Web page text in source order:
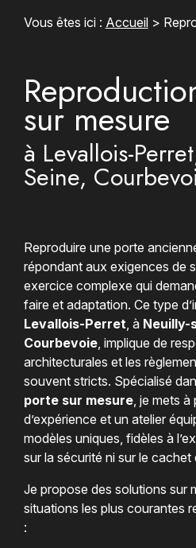
Vous êtes ici : Accueil>
sur mesure
à Levallois-
Seine,
Reproduire une porte
répondant aux exigences de
exercice complexe qui
faire et adaptation. Ce type
Levallois-Perret, à Neuilly-
Courbevoie, implique de
architecturales et les
souvent stricts. Spécialisé
porte sur mesure, je mets à
d’expérience et un atelier
modèles uniques, fidèles à
sur la sécurité ni sur le cachet
Je propose des solutions sur
situations les plus courantes
: